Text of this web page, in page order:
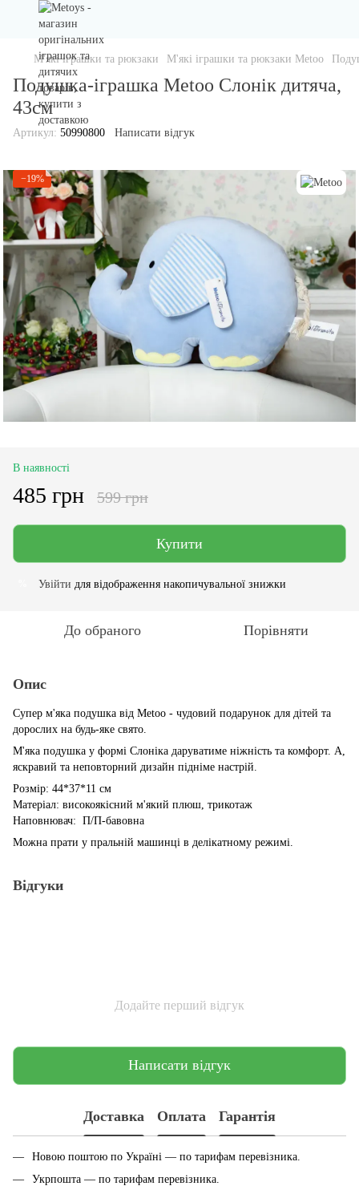
М'які іграшки та рюкзаки М'які іграшки та рюкзаки Metoo
Подушка-іграшка Metoo Слонік дитяча,
43см
Артикул: 50990800 Написати відгук
−19%
В наявності
485 грн 599 грн
Купити
Увійти для відображення накопичувальної знижки
До обраного Порівняти
Опис
Супер м'яка подушка від Metoo - чудовий подарунок для дітей та
дорослих на будь-яке свято.
М'яка подушка у формі Слоніка даруватиме ніжність та комфорт. А,
яскравий та неповторний дизайн підніме настрій.
Розмір: 44*37*11 см
Матеріал: високоякісний м'який плюш, трикотаж
Наповнювач: П/П-бавовна
Можна прати у пральній машинці в делікатному режимі.
Відгуки
Додайте перший відгук
Написати відгук
Доставка Оплата Гарантія
Новою поштою по Україні — по тарифам перевiзника.
Укрпошта — по тарифам перевiзника.